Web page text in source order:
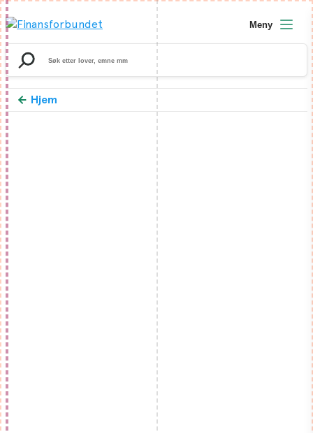
Search
for:
Meny
Hjem